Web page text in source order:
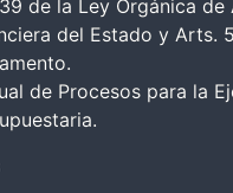
de la Ley Orgánica de
del Estado y Arts.
de Procesos para la